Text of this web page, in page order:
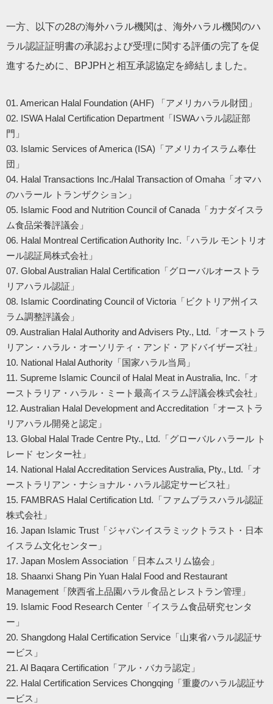
一方、以下の28の海外ハラル機関は、海外ハラル機関のハ
ラル認証証明書の承認および受理に関する評価の完了を促
進するために、BPJPHと相互承認協定を締結しました。
01. American Halal Foundation (AHF) 「アメリカハラル財団」
02. ISWA Halal Certification Department「ISWAハラル認証部
門」
03. Islamic Services of America (ISA)「アメリカイスラム奉仕
団」
04. Halal Transactions Inc./Halal Transaction of Omaha「オマハ
のハラール トランザクション」
05. Islamic Food and Nutrition Council of Canada「カナダイスラ
ム食品栄養評議会」
06. Halal Montreal Certification Authority Inc.「ハラル モントリオ
ール認証局株式会社」
07. Global Australian Halal Certification「グローバルオーストラ
リアハラル認証」
08. Islamic Coordinating Council of Victoria「ビクトリア州イス
ラム調整評議会」
09. Australian Halal Authority and Advisers Pty., Ltd.「オーストラ
リアン・ハラル・オーソリティ・アンド・アドバイザーズ社」
10. National Halal Authority「国家ハラル当局」
11. Supreme Islamic Council of Halal Meat in Australia, Inc.「オ
ーストラリア・ハラル・ミート最高イスラム評議会株式会社」
12. Australian Halal Development and Accreditation「オーストラ
リアハラル開発と認定」
13. Global Halal Trade Centre Pty., Ltd.「グローバル ハラール ト
レード センター社」
14. National Halal Accreditation Services Australia, Pty., Ltd.「オ
ーストラリアン・ナショナル・ハラル認定サービス社」
15. FAMBRAS Halal Certification Ltd.「ファムブラスハラル認証
株式会社」
16. Japan Islamic Trust「ジャパンイスラミックトラスト・日本
イスラム文化センター」
17. Japan Moslem Association「日本ムスリム協会」
18. Shaanxi Shang Pin Yuan Halal Food and Restaurant
Management「陝西省上品園ハラル食品とレストラン管理」
19. Islamic Food Research Center「イスラム食品研究センタ
ー」
20. Shangdong Halal Certification Service「山東省ハラル認証サ
ービス」
21. Al Baqara Certification「アル・バカラ認定」
22. Halal Certification Services Chongqing「重慶のハラル認証サ
ービス」